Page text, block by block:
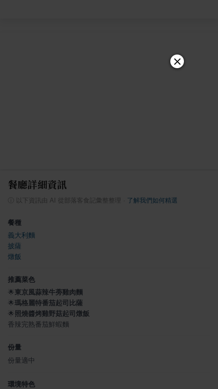
餐廳詳細資訊
ⓘ 以下資訊由 AI 從部落客食記彙整整理 了解我們如何精選
餐種
義大利麵
披薩
燉飯
推薦菜色
🌟東京風蒜辣牛蒡雞肉麵
🌟瑪格麗特番茄起司比薩
🌟照燒醬烤雞野菇起司燉飯
香辣完熟番茄鮮蝦麵
份量
份量適中
環境特色